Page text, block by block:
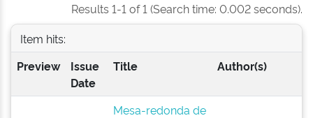
Results 1-1 of 1 (Search time: 0.002 seconds).
Item hits:
Preview
Issue
Date
Title Author(s)
Mesa-redonda de